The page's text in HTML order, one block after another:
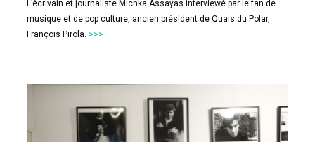
L’écrivain et journaliste Michka Assayas interviewé par le fan de
musique et de pop culture, ancien président de Quais du Polar,
François Pirola. >>>